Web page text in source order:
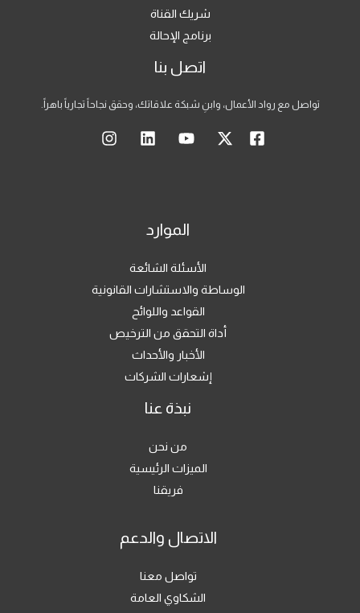
شريك القناة
برنامج الإحالة
اتصل بنا
تواصل مع رواد الأعمال، وابنِ شبكة علاقاتك، وحقق نجاحاً تجارياً باهراً.
الموارد
الأسئلة الشائعة
الوساطة والاستشارات القانونية
القواعد واللوائح
أداة التحقق من الترخيص
الأخبار والأحداث
إشعارات الشركات
نبذة عنا
من نحن
الميزات الرئيسية
فريقنا
الاتصال والدعم
تواصل معنا
الشكاوي العامة